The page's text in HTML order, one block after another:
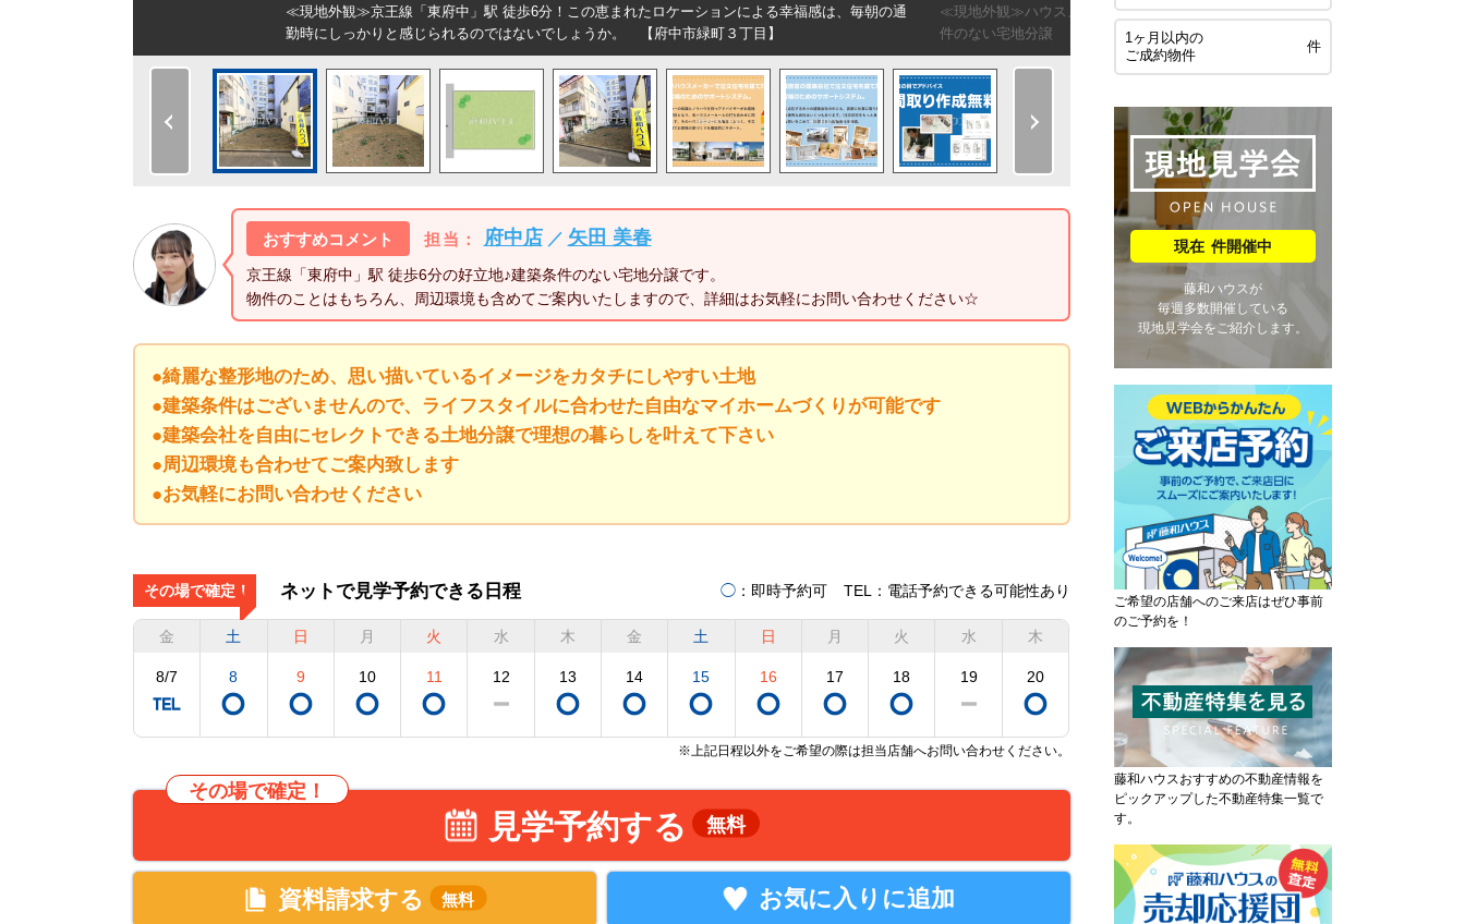
≪現地外観≫京王線「東府中」駅 徒歩6分！この恵まれたロケーションによる幸福感は、毎朝の通
勤時にしっかりと感じられるのではないでしょうか。 【府中市緑町３丁目】
≪現地外観≫ハウスメーカーからプランまでフルオーダーで自由にマイホームが
件のない宅地分譲 【府中市緑町３丁目】
おすすめコメント 担当： 府中店 ／ 矢田 美春
京王線「東府中」駅 徒歩6分の好立地♪建築条件のない宅地分譲です。
物件のことはもちろん、周辺環境も含めてご案内いたしますので、詳細はお気軽にお問い合わせください☆
●綺麗な整形地のため、思い描いているイメージをカタチにしやすい土地
●建築条件はございませんので、ライフスタイルに合わせた自由なマイホームづくりが可能です
●建築会社を自由にセレクトできる土地分譲で理想の暮らしを叶えて下さい
●周辺環境も合わせてご案内致します
●お気軽にお問い合わせください
その場で確定！ ネットで見学予約できる日程 ◯ ：即時予約可 TEL ：電話予約できる可能性あり
金
8/7
土
8
日
9
月
10
火
11
水
12
木
13
金
14
土
15
日
16
月
17
火
18
水
19
木
20
※上記日程以外をご希望の際は担当店舗へお問い合わせください。
その場で確定！
見学予約する 無料
資料請求する 無料 お気に入りに追加
1ヶ月以内の
ご成約物件
件
件開催中
藤和ハウスが
毎週多数開催している
現地見学会をご紹介します。
ご希望の店舗へのご来店はぜひ事前
のご予約を！
藤和ハウスおすすめの不動産情報を
ピックアップした不動産特集一覧で
す。